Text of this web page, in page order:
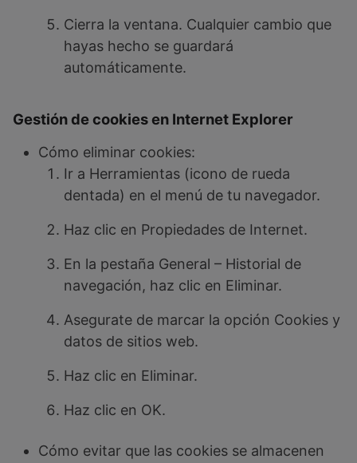
Cierra la ventana. Cualquier cambio que
hayas hecho se guardará
automáticamente.
Gestión de cookies en Internet Explorer
Cómo eliminar cookies:
Ir a Herramientas (icono de rueda
dentada) en el menú de tu navegador.
Haz clic en Propiedades de Internet.
En la pestaña General – Historial de
navegación, haz clic en Eliminar.
Asegurate de marcar la opción Cookies y
datos de sitios web.
Haz clic en Eliminar.
Haz clic en OK.
Cómo evitar que las cookies se almacenen